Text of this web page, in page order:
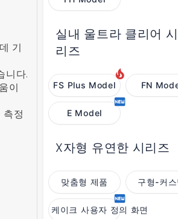
기
니다.
이
정
실내 울트라 클리어 시
리즈
FS Plus Model FN
E Model
X자형 유연한 시리즈
맞춤형 제품 구형-커스
케이크 사용자 정의 화면